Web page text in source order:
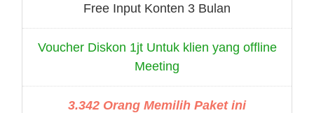
Free Input Konten 3 Bulan
Voucher Diskon 1jt Untuk klien yang offline
Meeting
3.342 Orang Memilih Paket ini